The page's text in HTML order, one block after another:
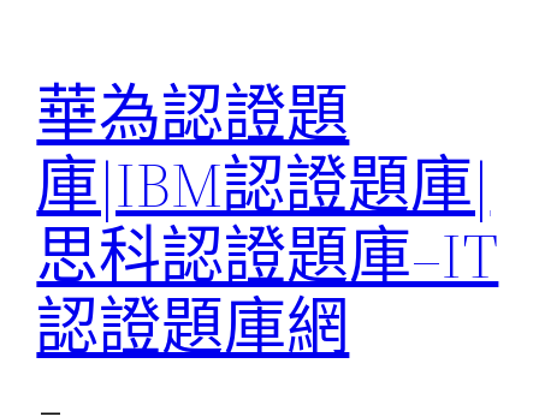
華為認證題
庫|IBM認證題庫|
思科認證題庫–IT
認證題庫網